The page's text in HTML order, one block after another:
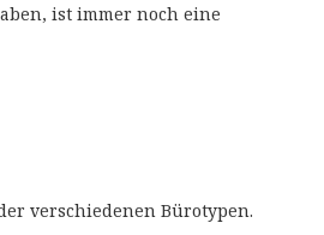
ist immer noch eine
verschiedenen Bürotypen.